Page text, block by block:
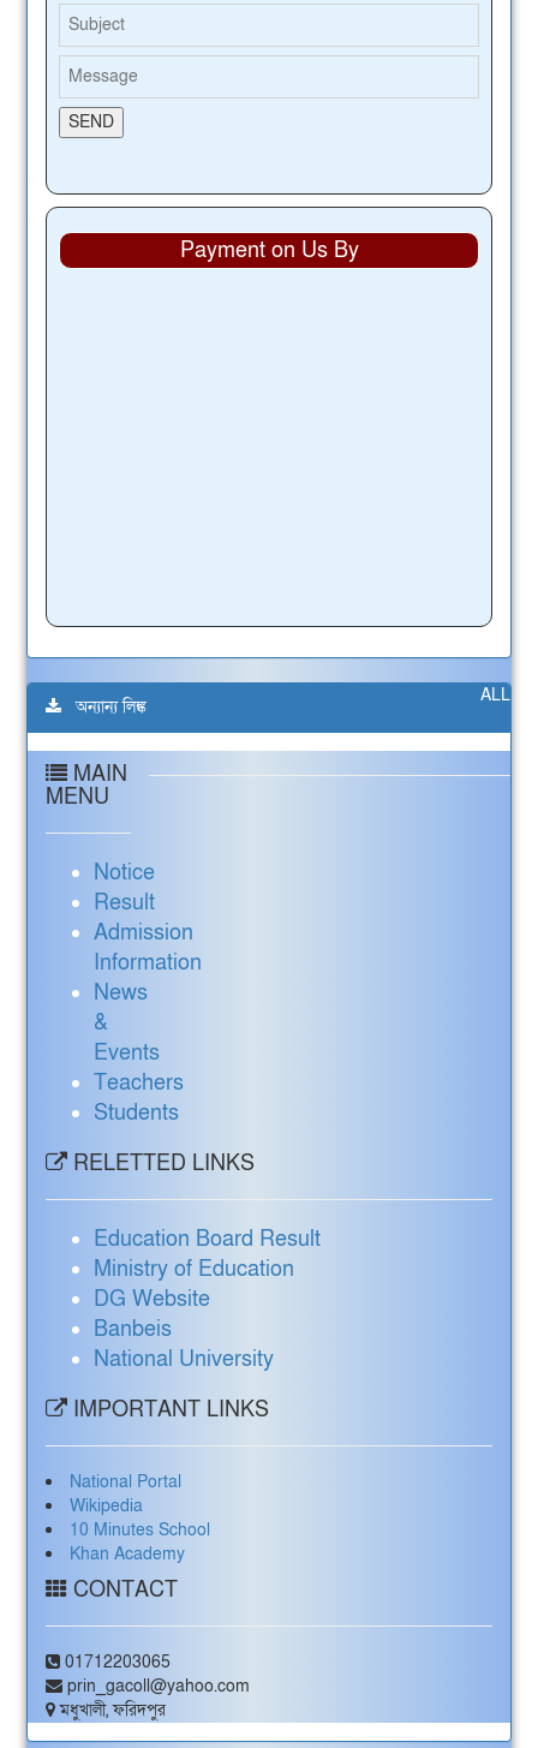
Payment on Us By
ALL
অন্যান্য লিঙ্ক
MAIN
MENU
Notice
Result
Admission
Information
News
&
Events
Teachers
Students
RELETTED LINKS
Education Board Result
Ministry of Education
DG Website
Banbeis
National University
IMPORTANT LINKS
National Portal
Wikipedia
10 Minutes School
Khan Academy
CONTACT
01712203065
prin_gacoll@yahoo.com
মধুখালী, ফরিদপুর